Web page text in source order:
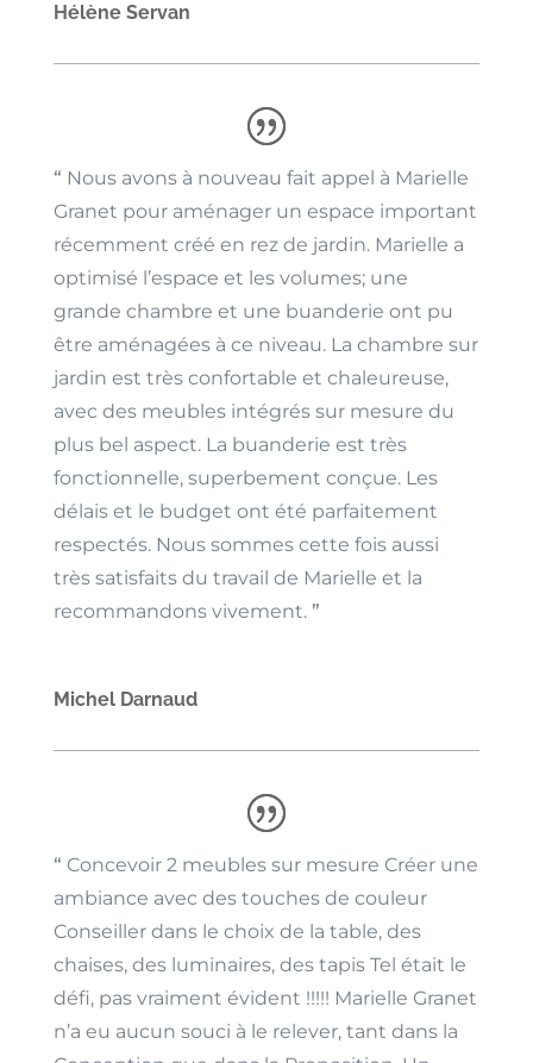
Hélène Servan
“ Nous avons à nouveau fait appel à Marielle
Granet pour aménager un espace important
récemment créé en rez de jardin. Marielle a
optimisé l’espace et les volumes; une
grande chambre et une buanderie ont pu
être aménagées à ce niveau. La chambre sur
jardin est très confortable et chaleureuse,
avec des meubles intégrés sur mesure du
plus bel aspect. La buanderie est très
fonctionnelle, superbement conçue. Les
délais et le budget ont été parfaitement
respectés. Nous sommes cette fois aussi
très satisfaits du travail de Marielle et la
recommandons vivement. ”
Michel Darnaud
“ Concevoir 2 meubles sur mesure Créer une
ambiance avec des touches de couleur
Conseiller dans le choix de la table, des
chaises, des luminaires, des tapis Tel était le
défi, pas vraiment évident !!!!! Marielle Granet
n’a eu aucun souci à le relever, tant dans la